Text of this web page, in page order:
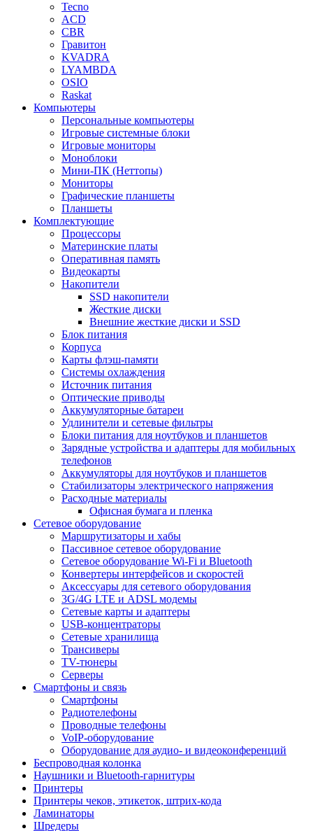
Tecno
ACD
CBR
Гравитон
KVADRA
LYAMBDA
OSIO
Raskat
Компьютеры
Персональные компьютеры
Игровые системные блоки
Игровые мониторы
Моноблоки
Мини-ПК (Неттопы)
Мониторы
Графические планшеты
Планшеты
Комплектующие
Процессоры
Материнские платы
Оперативная память
Видеокарты
Накопители
SSD накопители
Жесткие диски
Внешние жесткие диски и SSD
Блок питания
Корпуса
Карты флэш-памяти
Системы охлаждения
Источник питания
Оптические приводы
Аккумуляторные батареи
Удлинители и сетевые фильтры
Блоки питания для ноутбуков и планшетов
Зарядные устройства и адаптеры для мобильных
телефонов
Аккумуляторы для ноутбуков и планшетов
Стабилизаторы электрического напряжения
Расходные материалы
Офисная бумага и пленка
Сетевое оборудование
Маршрутизаторы и хабы
Пассивное сетевое оборудование
Сетевое оборудование Wi-Fi и Bluetooth
Конвертеры интерфейсов и скоростей
Аксессуары для сетевого оборудования
3G/4G LTE и ADSL модемы
Сетевые карты и адаптеры
USB-концентраторы
Сетевые хранилища
Трансиверы
TV-тюнеры
Серверы
Смартфоны и связь
Смартфоны
Радиотелефоны
Проводные телефоны
VoIP-оборудование
Оборудование для аудио- и видеоконференций
Беспроводная колонка
Наушники и Bluetooth-гарнитуры
Принтеры
Принтеры чеков, этикеток, штрих-кода
Ламинаторы
Шредеры